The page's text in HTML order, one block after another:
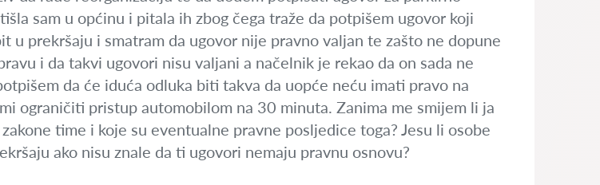
sam u općinu i pitala ih zbog čega traže da potpišem ugovor koji
u prekršaju i smatram da ugovor nije pravno valjan te zašto ne dopune
i da takvi ugovori nisu valjani a načelnik je rekao da on sada ne
da će iduća odluka biti takva da uopće neću imati pravo na
ograničiti pristup automobilom na 30 minuta. Zanima me smijem li ja
time i koje su eventualne pravne posljedice toga? Jesu li osobe
ako nisu znale da ti ugovori nemaju pravnu osnovu?